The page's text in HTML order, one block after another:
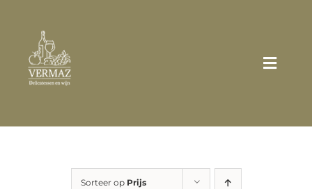
Toggle
Wie zijn wij?
Sorteer op Prijs